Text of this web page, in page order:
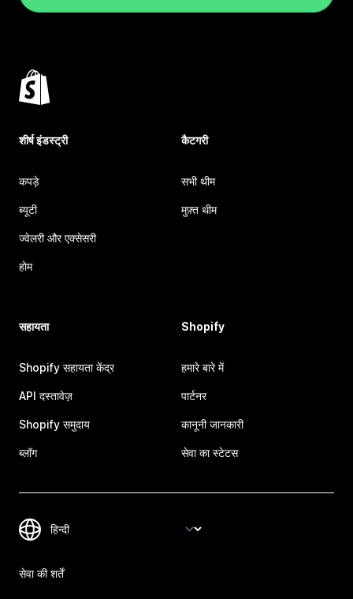
शीर्ष इंडस्ट्री
कपड़े
ब्यूटी
ज्वेलरी और एक्सेसरी
होम
कैटगरी
सभी थीम
मुफ़्त थीम
सहायता
Shopify सहायता केंद्र
API दस्तावेज़
Shopify समुदाय
ब्लॉग
Shopify
हमारे बारे में
पार्टनर
कानूनी जानकारी
सेवा का स्टेटस
सेवा की शर्तें